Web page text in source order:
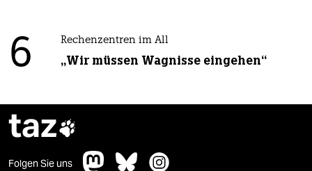
6 Rechenzentren im All
„Wir müssen Wagnisse eingehen“
taz
Folgen Sie uns